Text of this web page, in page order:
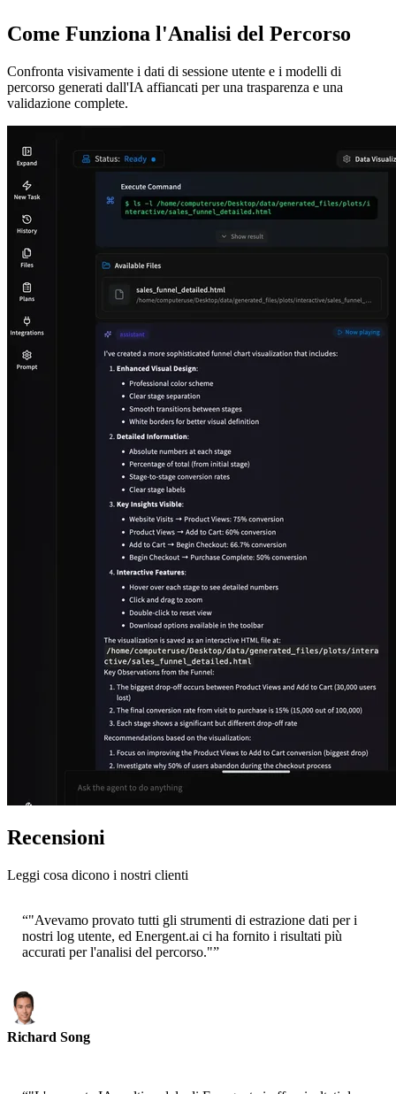
Come Funziona l'Analisi del Percorso
Confronta visivamente i dati di sessione utente e i modelli di
percorso generati dall'IA affiancati per una trasparenza e una
validazione complete.
Recensioni
Leggi cosa dicono i nostri clienti
“"Avevamo provato tutti gli strumenti di estrazione dati per i
nostri log utente, ed Energent.ai ci ha fornito i risultati più
accurati per l'analisi del percorso."”
Richard Song